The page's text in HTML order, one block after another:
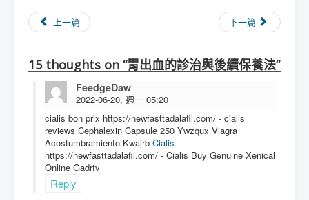
上一篇 下一篇
15 thoughts on “胃出血的診治與後續保養法”
FeedgeDaw
2022-06-20, 週一 05:20
cialis bon prix https://newfasttadalafil.com/ - cialis
reviews Cephalexin Capsule 250 Ywzqux Viagra
Acostumbramiento Kwajrb Cialis
https://newfasttadalafil.com/ - Cialis Buy Genuine Xenical
Online Gadrtv
Reply